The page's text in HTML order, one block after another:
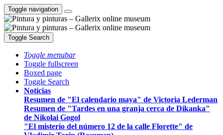
Toggle navigation
Toggle Search
Toggle menubar
Toggle fullscreen
Boxed page
Toggle Search
Noticias
Resumen de "El calendario maya" de Victoria Lederman
Resumen de "Tardes en una granja cerca de Dikanka"
de Nikolai Gogol
"El misterio del número 12 de la calle Florette" de